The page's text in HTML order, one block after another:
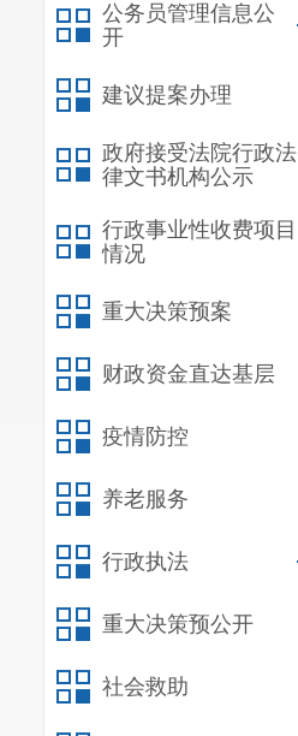
公务员管理信息公
开
建议提案办理
政府接受法院行政法
律文书机构公示
行政事业性收费项目
情况
重大决策预案
财政资金直达基层
疫情防控
养老服务
行政执法
重大决策预公开
社会救助